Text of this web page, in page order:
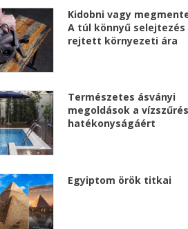
Kidobni vagy
A túl könnyű selejtezés
rejtett környezeti ára
Természetes ásványi
megoldások a vízszűrés
hatékonyságáért
Egyiptom örök titkai